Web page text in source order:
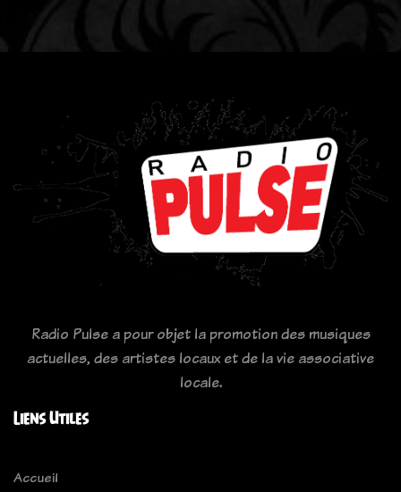
Radio Pulse a pour objet la promotion des musiques
actuelles, des artistes locaux et de la vie associative
locale.
Liens Utiles
Accueil